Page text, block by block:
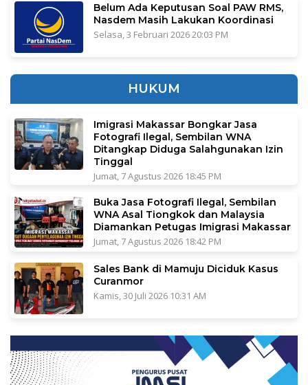
Belum Ada Keputusan Soal PAW RMS,
Nasdem Masih Lakukan Koordinasi
Selasa, 3 Februari 2026 20:03 PM
HUKUM
Imigrasi Makassar Bongkar Jasa
Fotografi Ilegal, Sembilan WNA
Ditangkap Diduga Salahgunakan Izin
Tinggal
Jumat, 7 Agustus 2026 18:45 PM
Buka Jasa Fotografi Ilegal, Sembilan
WNA Asal Tiongkok dan Malaysia
Diamankan Petugas Imigrasi Makassar
Jumat, 7 Agustus 2026 18:42 PM
Sales Bank di Mamuju Diciduk Kasus
Curanmor
Kamis, 30 Juli 2026 10:31 AM